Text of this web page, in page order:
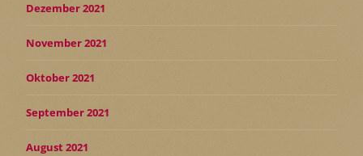
Dezember 2021
November 2021
Oktober 2021
September 2021
August 2021